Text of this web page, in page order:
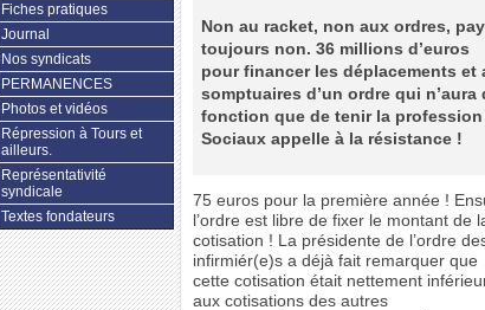
Non au racket, non aux ordres,
toujours non. 36 millions d’euros
pour financer les déplacements et
somptuaires d’un ordre qui n’aura
fonction que de tenir la profession
Sociaux appelle à la résistance !
75 euros pour la première année !
l’ordre est libre de fixer le montant de
cotisation ! La présidente de l’ordre
infirmiér(e)s a déjà fait remarquer que
cette cotisation était nettement
aux cotisations des autres
Fiches pratiques
Journal
Nos syndicats
PERMANENCES
Photos et vidéos
Répression à Tours et
ailleurs.
Représentativité
syndicale
Textes fondateurs